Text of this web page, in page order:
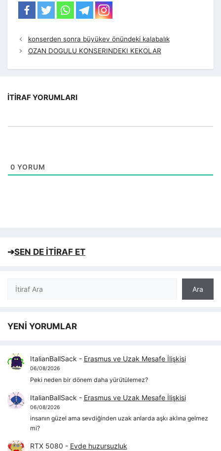
konserden sonra büyükev önündeki kalabalık
OZAN DOGULU KONSERINDEKI KEKOLAR
İTIRAF YORUMLARI
0 YORUM
➔SEN DE İTİRAF ET
Ara
Ara
YENİ YORUMLAR
ItalianBallSack - Erasmus ve Uzak Mesafe İlişkisi
06/08/2026
Peki neden bir dönem daha yürütülemez?
ItalianBallSack - Erasmus ve Uzak Mesafe İlişkisi
06/08/2026
insanın güzel ama sevdiğinden uzak anlarda aşkı aklına gelmez
mi?
RTX 5080 - Evde huzursuzluk